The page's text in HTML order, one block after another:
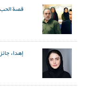
قصة الحب
إهداء